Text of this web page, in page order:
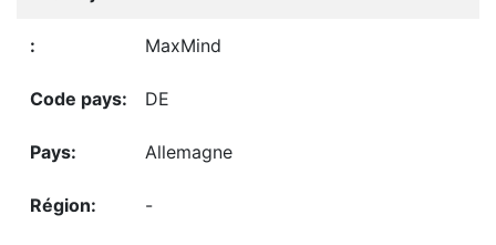
MaxMind
DE
Allemagne
-